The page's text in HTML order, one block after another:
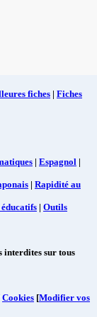
fiches | Fiches
| Espagnol |
| Rapidité au
| Outils
interdites sur tous
Cookies [Modifier vos